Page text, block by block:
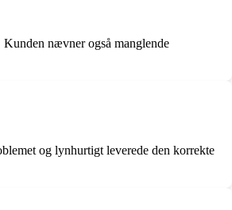
nævner også manglende
og lynhurtigt leverede den korrekte